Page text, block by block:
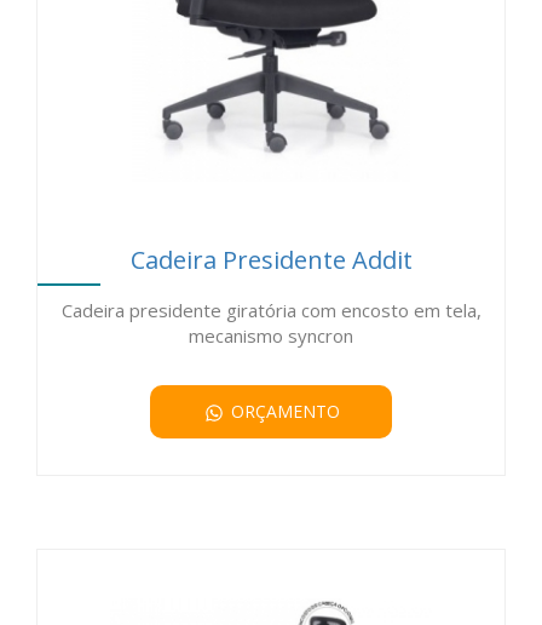
Cadeira Presidente Addit
Cadeira presidente giratória com encosto em tela,
mecanismo syncron
ORÇAMENTO